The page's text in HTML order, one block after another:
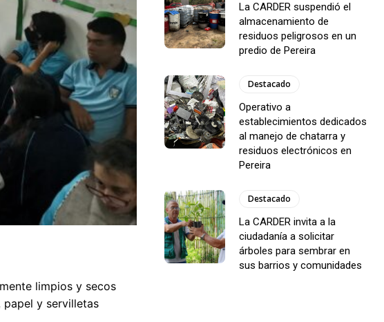
limpios y secos
y servilletas
La CARDER suspendió el
almacenamiento de
residuos peligrosos en un
predio de Pereira
Destacado
Operativo a
establecimientos dedicados
al manejo de chatarra y
residuos electrónicos en
Pereira
Destacado
La CARDER invita a la
ciudadanía a solicitar
árboles para sembrar en
sus barrios y comunidades